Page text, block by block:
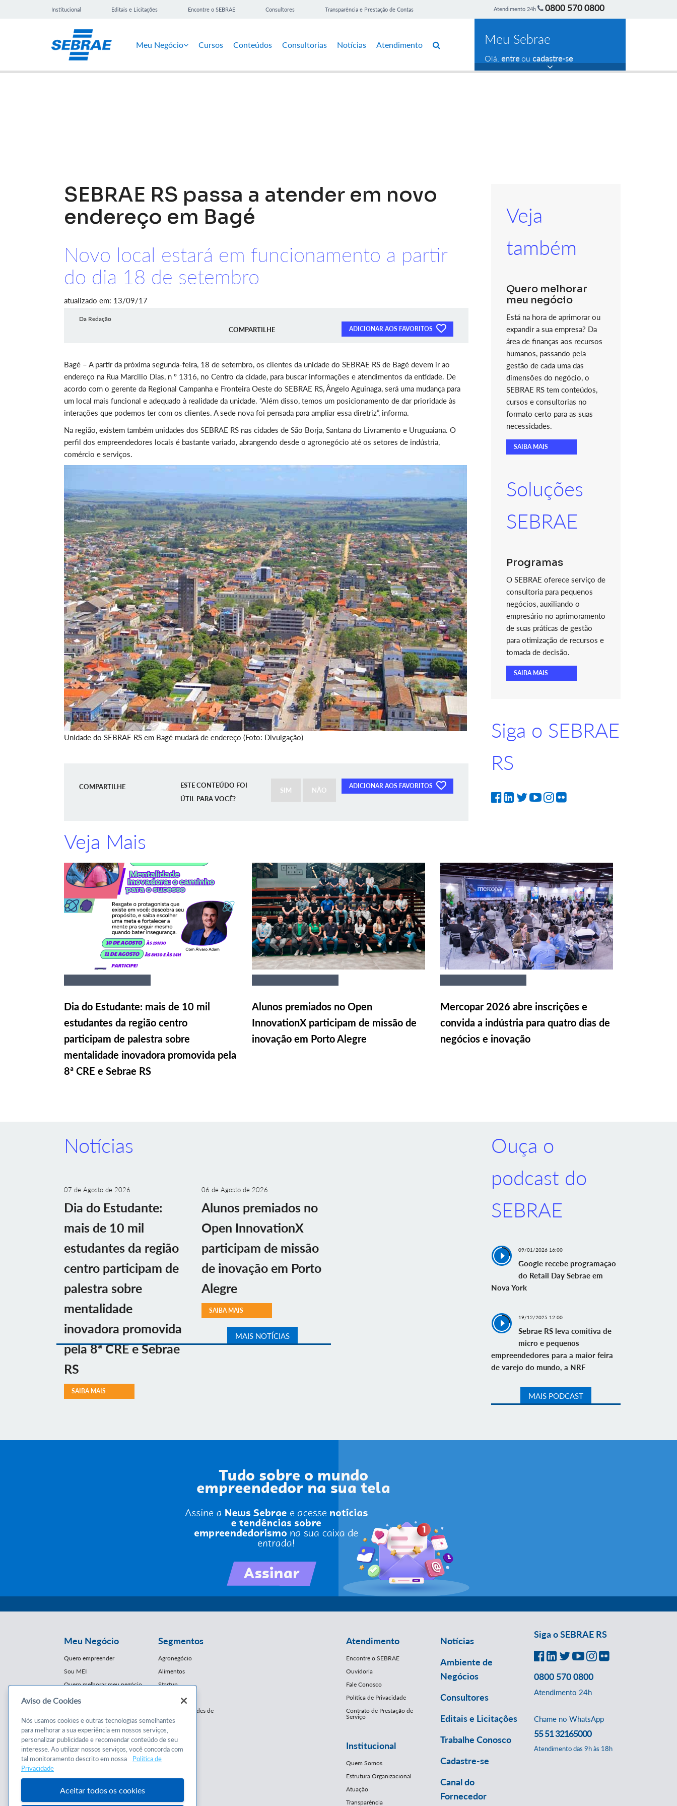
Institucional Editais e Licitações Encontre o SEBRAE Consultores Transparência e Prestação de Contas Atendimento 24h 0800 570 0800
Meu Negócio Cursos Conteúdos Consultorias Notícias Atendimento Meu Sebrae
Olá, entreou cadastre-se
SEBRAE RS passa a atender em novo
endereço em Bagé
Novo local estará em funcionamento a partir
do dia 18 de setembro
atualizado em: 13/09/17
Da Redação
COMPARTILHE ADICIONAR AOS FAVORITOS
Bagé – A partir da próxima segunda-feira, 18 de setembro, os clientes da unidade do SEBRAE RS de Bagé devem ir ao
endereço na Rua Marcilio Dias, n º 1316, no Centro da cidade, para buscar informações e atendimentos da entidade. De
acordo com o gerente da Regional Campanha e Fronteira Oeste do SEBRAE RS, Ângelo Aguinaga, será uma mudança para
um local mais funcional e adequado à realidade da unidade. “Além disso, temos um posicionamento de dar prioridade às
interações que podemos ter com os clientes. A sede nova foi pensada para ampliar essa diretriz”, informa.
Na região, existem também unidades dos SEBRAE RS nas cidades de São Borja, Santana do Livramento e Uruguaiana. O
perfil dos empreendedores locais é bastante variado, abrangendo desde o agronegócio até os setores de indústria,
comércio e serviços.
Unidade do SEBRAE RS em Bagé mudará de endereço (Foto: Divulgação)
COMPARTILHE ADICIONAR AOS FAVORITOS
ESTE CONTEÚDO FOI
ÚTIL PARA VOCÊ?
SIM NÃO
Veja
também
Quero melhorar
meu negócio
Está na hora de aprimorar ou
expandir a sua empresa? Da
área de finanças aos recursos
humanos, passando pela
gestão de cada uma das
dimensões do negócio, o
SEBRAE RS tem conteúdos,
cursos e consultorias no
formato certo para as suas
necessidades.
SAIBA MAIS
Soluções
SEBRAE
Programas
O SEBRAE oferece serviço de
consultoria para pequenos
negócios, auxiliando o
empresário no aprimoramento
de suas práticas de gestão
para otimização de recursos e
tomada de decisão.
SAIBA MAIS
Siga o SEBRAE
RS
Veja Mais
Dia do Estudante: mais de 10 mil
estudantes da região centro
participam de palestra sobre
mentalidade inovadora promovida pela
8ª CRE e Sebrae RS
Alunos premiados no Open
InnovationX participam de missão de
inovação em Porto Alegre
Mercopar 2026 abre inscrições e
convida a indústria para quatro dias de
negócios e inovação
Notícias
07 de Agosto de 2026
Dia do Estudante:
mais de 10 mil
estudantes da região
centro participam de
palestra sobre
mentalidade
inovadora promovida
pela 8ª CRE e Sebrae
RS
SAIBA MAIS
06 de Agosto de 2026
Alunos premiados no
Open InnovationX
participam de missão
de inovação em Porto
Alegre
SAIBA MAIS
MAIS NOTÍCIAS
Ouça o
podcast do
SEBRAE
09/01/2026 16:00
Google recebe programação
do Retail Day Sebrae em
Nova York
19/12/2025 12:00
Sebrae RS leva comitiva de
micro e pequenos
empreendedores para a maior feira
de varejo do mundo, a NRF
MAIS PODCAST
Meu Negócio
Quero empreender
Sou MEI
Quero melhorar meu negócio
Conteúdos
Cursos
Consultorias
Segmentos
Agronegócio
Alimentos
Startup
E-Commerce
Franquias / Redes de
Cooperação
Moda
Moveleiro
Saúde
Mercopar
Atendimento
Encontre o SEBRAE
Ouvidoria
Fale Conosco
Política de Privacidade
Contrato de Prestação de
Serviço
Institucional
Quem Somos
Estrutura Organizacional
Atuação
Transparência
Notícias
Ambiente de
Negócios
Consultores
Editais e Licitações
Trabalhe Conosco
Cadastre-se
Canal do
Fornecedor
Siga o SEBRAE RS
0800 570 0800
Atendimento 24h
Chame no WhatsApp
55 51 32165000
Atendimento das 9h às 18h
Aviso de Cookies
Nós usamos cookies e outras tecnologias semelhantes
para melhorar a sua experiência em nossos serviços,
personalizar publicidade e recomendar conteúdo de seu
interesse. Ao utilizar nossos serviços, você concorda com
tal monitoramento descrito em nossa
Política de
Privacidade
Aceitar todos os cookies